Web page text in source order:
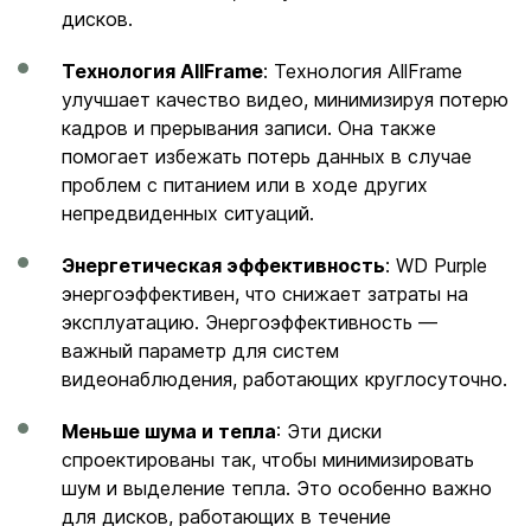
дисков.
Технология AllFrame: Технология AllFrame
улучшает качество видео, минимизируя потерю
кадров и прерывания записи. Она также
помогает избежать потерь данных в случае
проблем с питанием или в ходе других
непредвиденных ситуаций.
Энергетическая эффективность: WD Purple
энергоэффективен, что снижает затраты на
эксплуатацию. Энергоэффективность —
важный параметр для систем
видеонаблюдения, работающих круглосуточно.
Меньше шума и тепла: Эти диски
спроектированы так, чтобы минимизировать
шум и выделение тепла. Это особенно важно
для дисков, работающих в течение